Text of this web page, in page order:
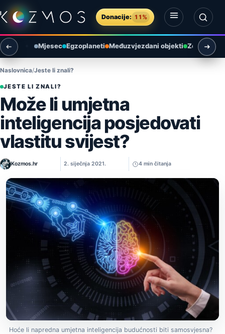
Preskoči na sadržaj
Donacije: 11%
Otvori izbornik
Otvori pretragu
Mjesec Egzoplaneti Međuzvjezdani objekti Zemlja i
Naslovnica Jeste li znali?
JESTE LI ZNALI?
Može li umjetna
inteligencija posjedovati
vlastitu svijest?
Kozmos.hr 2. siječnja 2021. 4 min čitanja
Hoće li napredna umjetna inteligencija budućnosti biti samosvjesna?